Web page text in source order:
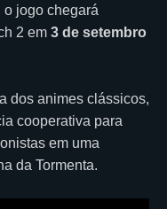
jogo chegará
2 em 3 de setembro
dos animes clássicos,
cooperativa para
em uma
da Tormenta.